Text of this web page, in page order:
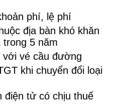
phí, lệ phí
địa bàn khó khăn
5 năm
với vé cầu đường
khi chuyển đổi loại
điện tử có chịu thuế